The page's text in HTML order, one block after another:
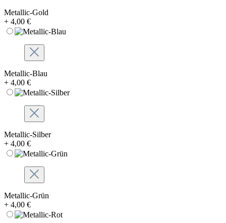
Metallic-Gold
+ 4,00 €
Metallic-Blau
+ 4,00 €
Metallic-Silber
+ 4,00 €
Metallic-Grün
+ 4,00 €